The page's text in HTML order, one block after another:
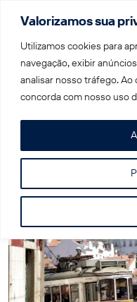
Valorizamos sua
Utilizamos cookies para
navegação, exibir
analisar nosso tráfego. Ao
concorda com nosso uso
Home | Blog | Um
Um roteiro para